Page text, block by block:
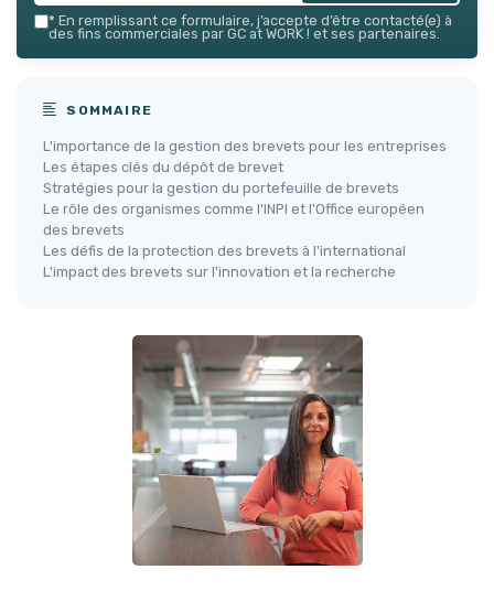
* En remplissant ce formulaire, j’accepte d’être contacté(e) à
des fins commerciales par GC at WORK ! et ses partenaires.
SOMMAIRE
L'importance de la gestion des brevets pour les entreprises
Les étapes clés du dépôt de brevet
Stratégies pour la gestion du portefeuille de brevets
Le rôle des organismes comme l'INPI et l'Office européen
des brevets
Les défis de la protection des brevets à l'international
L'impact des brevets sur l'innovation et la recherche